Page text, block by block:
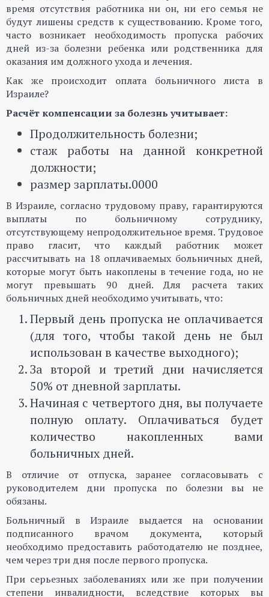
время отсутствия работника ни он, ни его семья не
будут лишены средств к существованию. Кроме того,
часто возникает необходимость пропуска рабочих
дней из-за болезни ребенка или родственника для
оказания им должного ухода и лечения.
Как же происходит оплата больничного листа в
Израиле?
Расчёт компенсации за болезнь учитывает:
Продолжительность болезни;
стаж работы на данной конкретной
должности;
размер зарплаты.0000
В Израиле, согласно трудовому праву, гарантируются
выплаты по больничному сотруднику,
отсутствующему непродолжительное время. Трудовое
право гласит, что каждый работник может
рассчитывать на 18 оплачиваемых больничных дней,
которые могут быть накоплены в течение года, но не
могут превышать 90 дней. Для расчета таких
больничных дней необходимо учитывать, что:
Первый день пропуска не оплачивается
(для того, чтобы такой день не был
использован в качестве выходного);
За второй и третий дни начисляется
50% от дневной зарплаты.
Начиная с четвертого дня, вы получаете
полную оплату. Оплачиваться будет
количество накопленных вами
больничных дней.
В отличие от отпуска, заранее согласовывать с
руководителем дни пропуска по болезни вы не
обязаны.
Больничный в Израиле выдается на основании
подписанного врачом документа, который
необходимо предоставить работодателю не позднее,
чем через три дня после первого пропуска.
При серьезных заболеваниях или же при получении
степени инвалидности, вследствие которых вы